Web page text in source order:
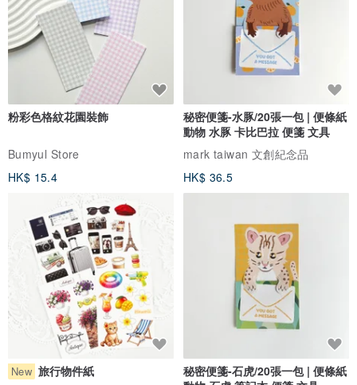
粉彩色格紋花園裝飾
Bumyul Store
HK$ 15.4
秘密便箋-水豚/20張一包 | 便條紙
動物 水豚 卡比巴拉 便箋 文具
mark taiwan 文創紀念品
HK$ 36.5
New 旅行物件紙
秘密便箋-石虎/20張一包 | 便條紙